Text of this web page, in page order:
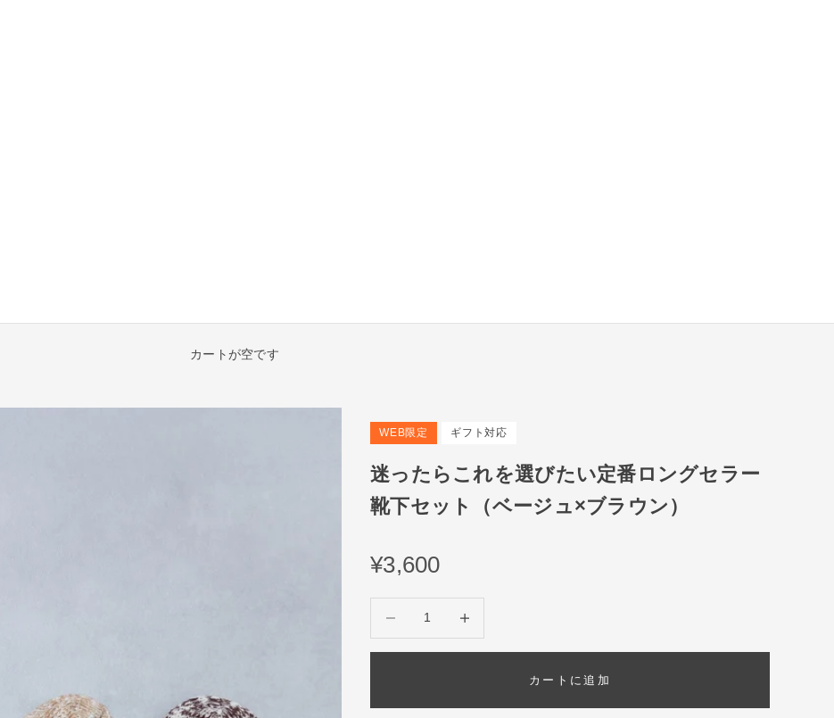
カートが空です
WEB限定 ギフト対応
迷ったらこれを選びたい定番ロングセラー
靴下セット（ベージュ×ブラウン）
セール価格
¥3,600
カートに追加